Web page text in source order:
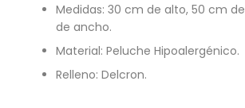
Medidas: 30 cm de alto, 50 cm
de ancho.
Material: Peluche Hipoalergénico.
Relleno: Delcron.